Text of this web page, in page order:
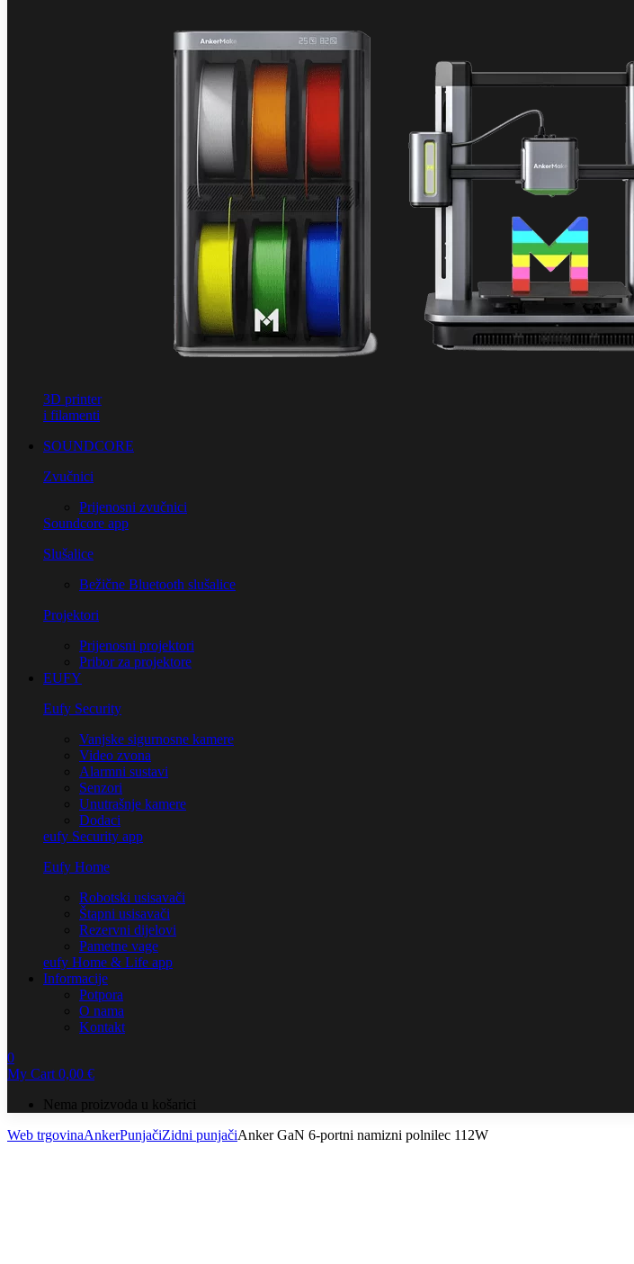
3D printer
i filamenti
SOUNDCORE
Zvučnici
Prijenosni zvučnici
Soundcore app
Slušalice
Bežične Bluetooth slušalice
Projektori
Prijenosni projektori
Pribor za projektore
EUFY
Eufy Security
Vanjske sigurnosne kamere
Video zvona
Alarmni sustavi
Senzori
Unutrašnje kamere
Dodaci
eufy Security app
Eufy Home
Robotski usisavači
Štapni usisavači
Rezervni dijelovi
Pametne vage
eufy Home & Life app
Informacije
Potpora
O nama
Kontakt
0
My Cart0,00 €
Nema proizvoda u košarici
Web trgovinaAnkerPunjačiZidni punjačiAnker GaN 6-portni namizni polnilec 112W